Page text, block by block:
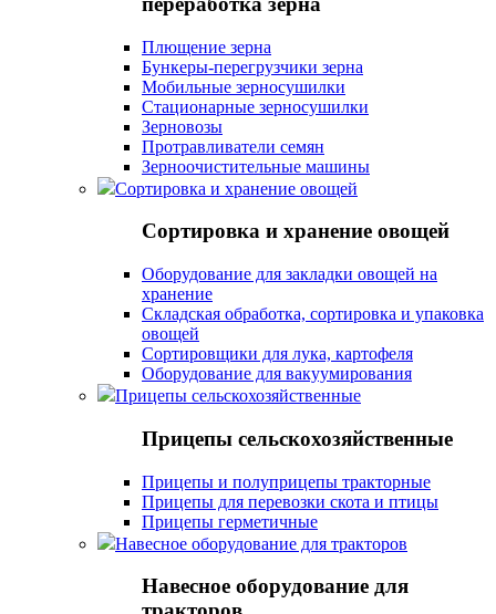
Плющение зерна
Бункеры-перегрузчики зерна
Мобильные зерносушилки
Стационарные зерносушилки
Зерновозы
Протравливатели семян
Зерноочистительные машины
Сортировка и хранение овощей
Сортировка и хранение овощей
Оборудование для закладки овощей на
хранение
Складская обработка, сортировка и упаковка
овощей
Сортировщики для лука, картофеля
Оборудование для вакуумирования
Прицепы сельскохозяйственные
Прицепы сельскохозяйственные
Прицепы и полуприцепы тракторные
Прицепы для перевозки скота и птицы
Прицепы герметичные
Навесное оборудование для тракторов
Навесное оборудование для